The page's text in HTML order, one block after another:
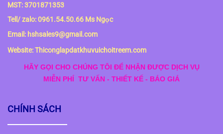
MST: 3701871353
Tell/ zalo: 0961.54.50.66 Ms Ngọc
Email: hshsales9@gmail.com
Website: Thiconglapdatkhuvuichoitreem.com
HÃY GỌI CHO CHÚNG TÔI ĐỂ NHẬN ĐƯỢC DỊCH VỤ
MIỄN PHÍ TƯ VẤN - THIẾT KẾ - BÁO GIÁ
CHÍNH SÁCH